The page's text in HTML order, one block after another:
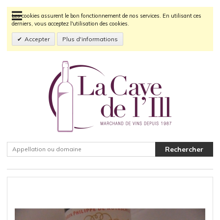
Les cookies assurent le bon fonctionnement de nos services. En utilisant ces
derniers, vous acceptez l'utilisation des cookies.
Accepter Plus d'informations